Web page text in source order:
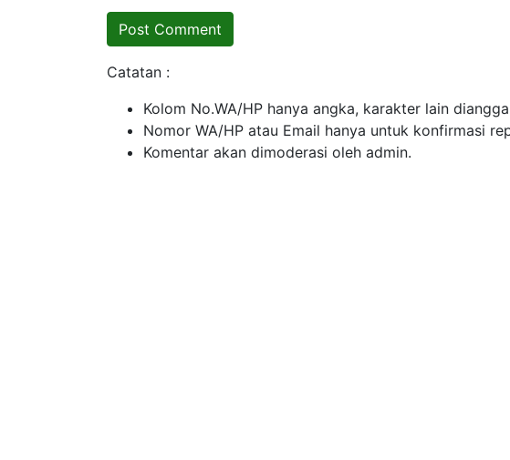
Catatan :
Kolom No.WA/HP hanya angka, karakter lain
Nomor WA/HP atau Email hanya untuk konfirmasi
Komentar akan dimoderasi oleh admin.